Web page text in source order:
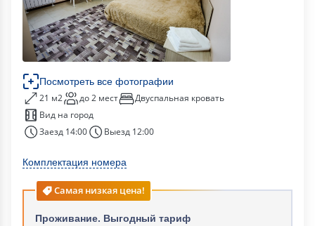
Посмотреть все фотографии
21 м2 до 2 мест
Двуспальная кровать
Вид на город
Заезд 14:00
Выезд 12:00
Комплектация номера
Самая низкая цена!
Проживание. Выгодный тариф